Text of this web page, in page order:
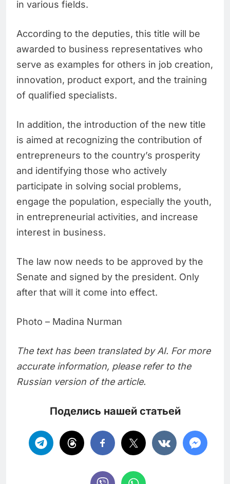
in various fields.
According to the deputies, this title will be
awarded to business representatives who
serve as examples for others in job creation,
innovation, product export, and the training
of qualified specialists.
In addition, the introduction of the new title
is aimed at recognizing the contribution of
entrepreneurs to the country’s prosperity
and identifying those who actively
participate in solving social problems,
engage the population, especially the youth,
in entrepreneurial activities, and increase
interest in business.
The law now needs to be approved by the
Senate and signed by the president. Only
after that will it come into effect.
Photo – Madina Nurman
The text has been translated by AI. For more
accurate information, please refer to the
Russian version of the article.
Поделись нашей статьей